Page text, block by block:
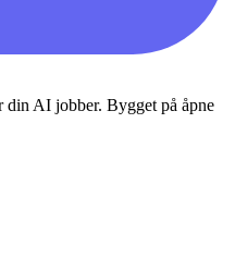
AI jobber. Bygget på åpne